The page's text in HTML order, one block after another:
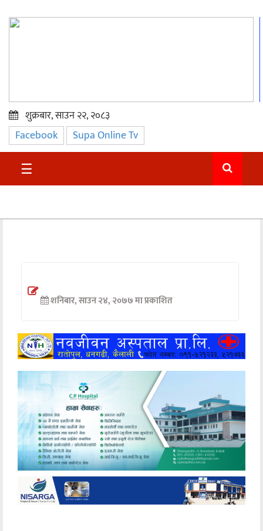
प्रमुख
समाचार
सुदुर
अन्तर्वार्ता
खेलकुद
मनोरञ्जन
अन्य
शुक्रबार, साउन २२, २०८३
Facebook Supa Online Tv
☰
शनिबार, साउन २४, २०७७ मा प्रकाशित